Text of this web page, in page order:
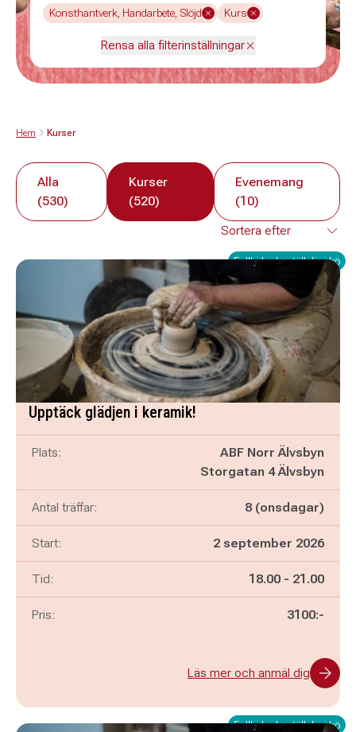
Konsthantverk, Handarbete, Slöjd Kurs
Rensa alla filterinställningar
Hem Kurser
Alla
(530)
Kurser
(520)
Evenemang
(10)
Fullbokad - ställ dig i kö
Upptäck glädjen i keramik!
Plats:
ABF Norr Älvsbyn
Storgatan 4 Älvsbyn
Antal träffar: 8 (onsdagar)
Start: 2 september 2026
Tid: Pågår mellan
18.00 - och
21.00
Pris: 3100:-
Läs mer och anmäl dig
Fullbokad - ställ dig i kö